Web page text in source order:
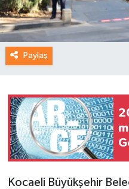
Paylaş
Kocaeli Büyükşehir